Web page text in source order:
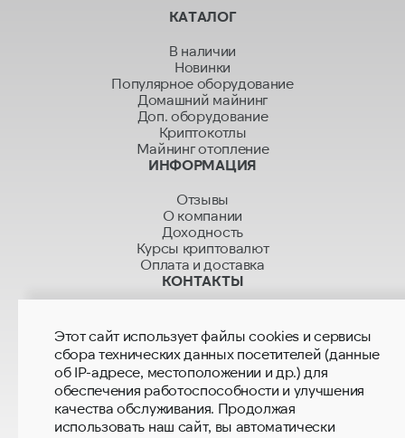
КАТАЛОГ
В наличии
Новинки
Популярное оборудование
Домашний майнинг
Доп. оборудование
Криптокотлы
Майнинг отопление
ИНФОРМАЦИЯ
Отзывы
О компании
Доходность
Курсы криптовалют
Оплата и доставка
КОНТАКТЫ
+7 915 280 02 02
hashrate.sales@mail.ru
hashrate.global@gmail.com
Магазины
Этот сайт использует файлы cookies и сервисы
сбора технических данных посетителей (данные
об IP-адресе, местоположении и др.) для
обеспечения работоспособности и улучшения
качества обслуживания. Продолжая
использовать наш сайт, вы автоматически